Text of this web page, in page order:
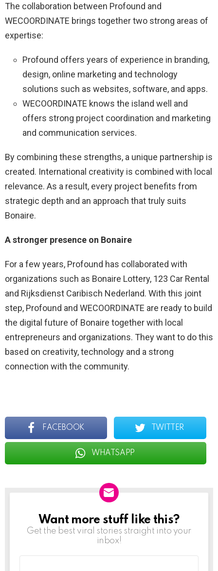
The collaboration between Profound and
WECOORDINATE brings together two strong areas of
expertise:
Profound offers years of experience in branding,
design, online marketing and technology
solutions such as websites, software, and apps.
WECOORDINATE knows the island well and
offers strong project coordination and marketing
and communication services.
By combining these strengths, a unique partnership is
created. International creativity is combined with local
relevance. As a result, every project benefits from
strategic depth and an approach that truly suits
Bonaire.
A stronger presence on Bonaire
For a few years, Profound has collaborated with
organizations such as Bonaire Lottery, 123 Car Rental
and Rijksdienst Caribisch Nederland. With this joint
step, Profound and WECOORDINATE are ready to build
the digital future of Bonaire together with local
entrepreneurs and organizations. They want to do this
based on creativity, technology and a strong
connection with the community.
FACEBOOK TWITTER
WHATSAPP
NEWSLETTER
Want more stuff like this?
Get the best viral stories straight into your
inbox!